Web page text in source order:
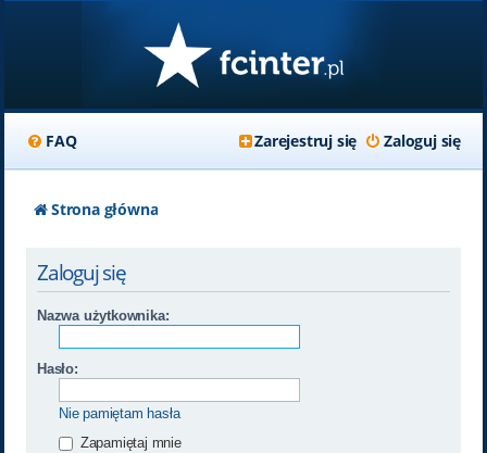
FAQ Zaloguj się
Zarejestruj się
Strona główna
Zaloguj się
Nazwa użytkownika:
Hasło:
Nie pamiętam hasła
Zapamiętaj mnie